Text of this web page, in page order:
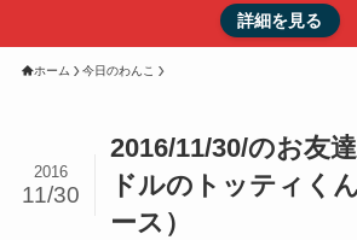
詳細を見る
ホーム 今日のわんこ
2016/11/30/のお友
ドルのトッティく
ース）
2016
11/30